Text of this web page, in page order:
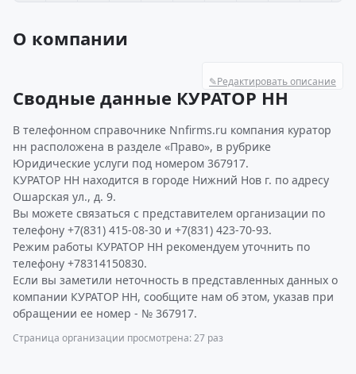
О компании
✎Редактировать описание
Сводные данные КУРАТОР НН
В телефонном справочнике Nnfirms.ru компания куратор
нн расположена в разделе «Право», в рубрике
Юридические услуги под номером 367917.
КУРАТОР НН находится в городе Нижний Нов г. по адресу
Ошарская ул., д. 9.
Вы можете связаться с представителем организации по
телефону +7(831) 415-08-30 и +7(831) 423-70-93.
Режим работы КУРАТОР НН рекомендуем уточнить по
телефону +78314150830.
Если вы заметили неточность в представленных данных о
компании КУРАТОР НН, сообщите нам об этом, указав при
обращении ее номер - № 367917.
Страница организации просмотрена: 27 раз